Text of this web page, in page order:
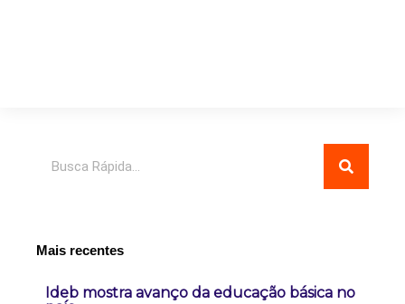
Mais recentes
Ideb mostra avanço da educação básica no